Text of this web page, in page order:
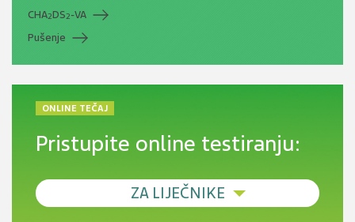
CHA2DS2-VA
Pušenje
ONLINE TEČAJ
Pristupite online testiranju:
ZA LIJEČNIKE